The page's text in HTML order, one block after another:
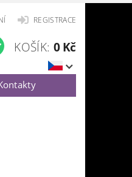
REGISTRACE
KOŠÍK: 0 Kč